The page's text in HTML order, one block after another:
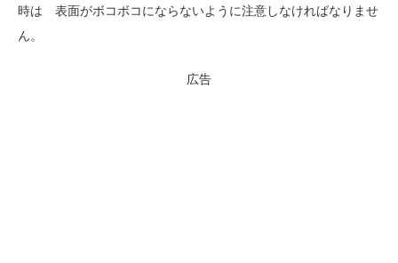
時は 表面がボコボコにならないように注意しなければなりませ
ん。
広告